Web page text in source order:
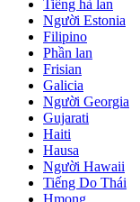
Tiếng hà lan
Người Estonia
Filipino
Phần lan
Frisian
Galicia
Người Georgia
Gujarati
Haiti
Hausa
Người Hawaii
Tiếng Do Thái
Hmong